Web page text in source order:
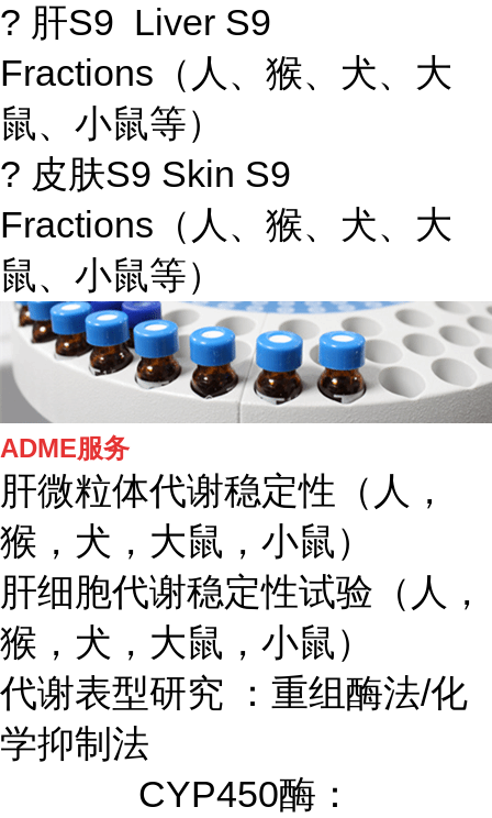
? 肝S9 Liver S9
Fractions（人、猴、犬、大
鼠、小鼠等）
? 皮肤S9 Skin S9
Fractions（人、猴、犬、大
鼠、小鼠等）
ADME服务
肝微粒体代谢稳定性（人，
猴，犬，大鼠，小鼠）
肝细胞代谢稳定性试验（人，
猴，犬，大鼠，小鼠）
代谢表型研究 ：重组酶法/化
学抑制法
CYP450酶：